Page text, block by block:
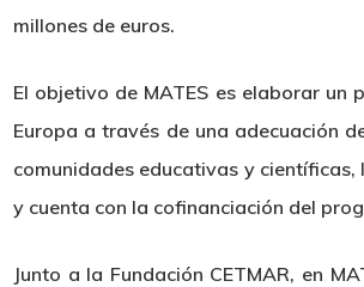
Hit enter to search or ESC to close
millones de euros.
El objetivo de MATES es elaborar
Europa a través de una adecuación
comunidades educativas y
y cuenta con la cofinanciación del
Junto a la Fundación CETMAR, en